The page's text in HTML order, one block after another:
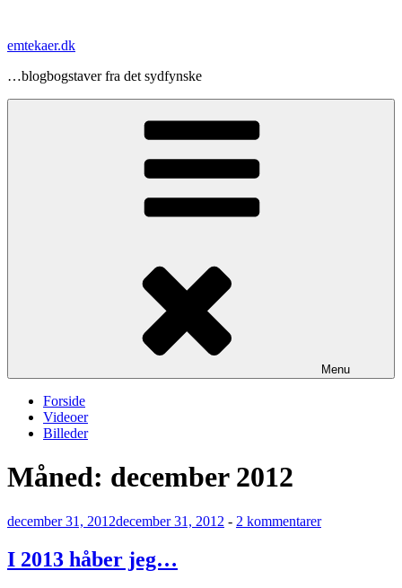
indhold
emtekaer.dk
…blogbogstaver fra det sydfynske
Menu
Forside
Videoer
Billeder
Måned: december 2012
Udgivet
december 31, 2012december 31, 2012 - 2 kommentarertil
I 2013 håber jeg…